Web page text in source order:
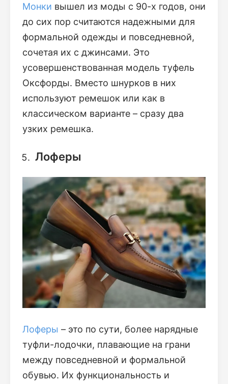
Монки вышел из моды с 90-х годов, они
до сих пор считаются надежными для
формальной одежды и повседневной,
сочетая их с джинсами. Это
усовершенствованная модель туфель
Оксфорды. Вместо шнурков в них
используют ремешок или как в
классическом варианте – сразу два
узких ремешка.
Лоферы
Лоферы – это по сути, более нарядные
туфли-лодочки, плавающие на грани
между повседневной и формальной
обувью. Их функциональность и